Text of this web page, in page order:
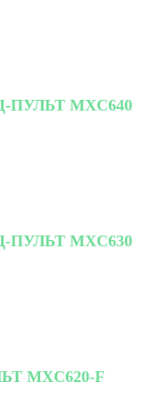
MXC640
MXC630
MXC620-F